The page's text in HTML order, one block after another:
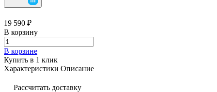
19 590 ₽
В корзину
В корзине
Купить в 1 клик
Характеристики Описание
Рассчитать доставку